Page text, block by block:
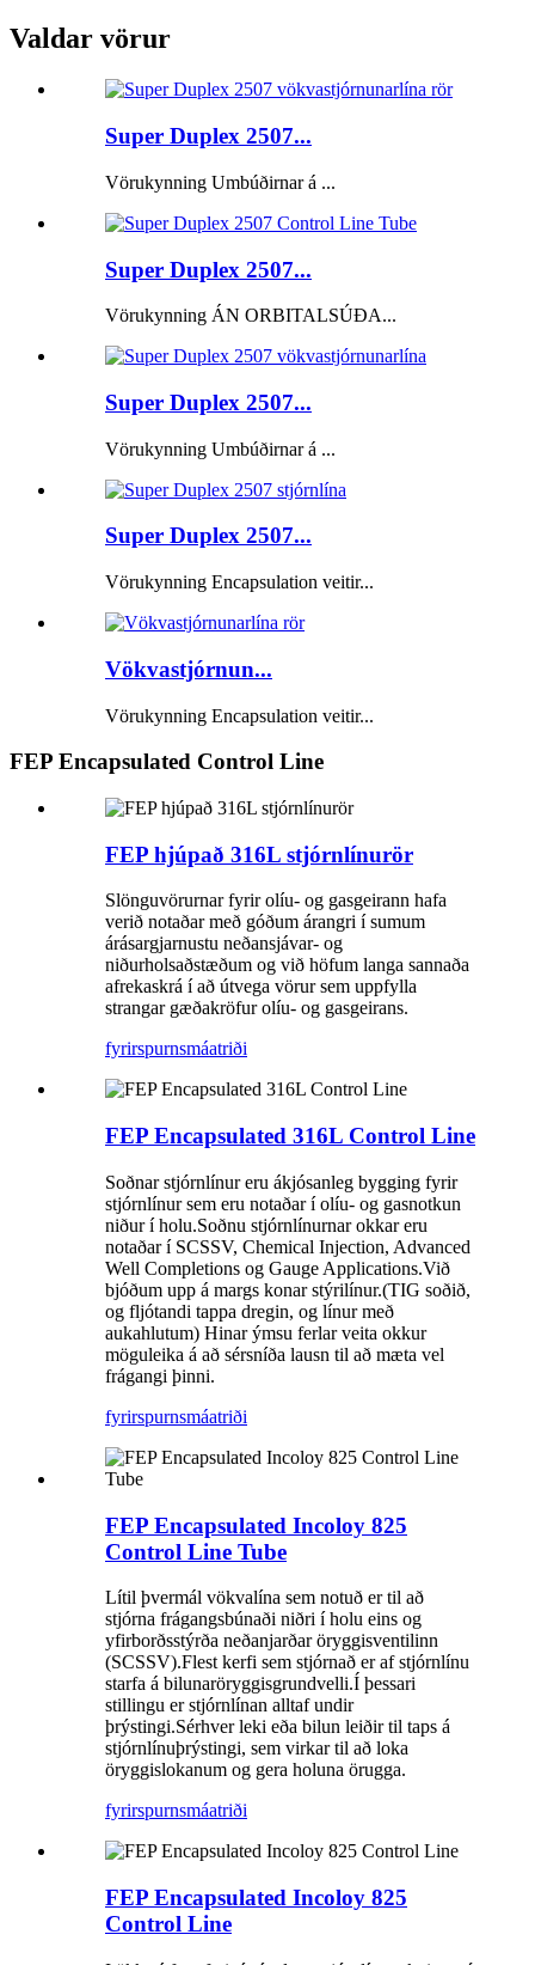
Valdar vörur
Super Duplex 2507...
Vörukynning Umbúðirnar á ...
Super Duplex 2507...
Vörukynning ÁN ORBITALSÚÐA...
Super Duplex 2507...
Vörukynning Umbúðirnar á ...
Super Duplex 2507...
Vörukynning Encapsulation veitir...
Vökvastjórnun...
Vörukynning Encapsulation veitir...
FEP Encapsulated Control Line
FEP hjúpað 316L stjórnlínurör
Slönguvörurnar fyrir olíu- og gasgeirann hafa
verið notaðar með góðum árangri í sumum
árásargjarnustu neðansjávar- og
niðurholsaðstæðum og við höfum langa sannaða
afrekaskrá í að útvega vörur sem uppfylla
strangar gæðakröfur olíu- og gasgeirans.
fyrirspurnsmáatriði
FEP Encapsulated 316L Control Line
Soðnar stjórnlínur eru ákjósanleg bygging fyrir
stjórnlínur sem eru notaðar í olíu- og gasnotkun
niður í holu.Soðnu stjórnlínurnar okkar eru
notaðar í SCSSV, Chemical Injection, Advanced
Well Completions og Gauge Applications.Við
bjóðum upp á margs konar stýrilínur.(TIG soðið,
og fljótandi tappa dregin, og línur með
aukahlutum) Hinar ýmsu ferlar veita okkur
möguleika á að sérsníða lausn til að mæta vel
frágangi þinni.
fyrirspurnsmáatriði
FEP Encapsulated Incoloy 825
Control Line Tube
Lítil þvermál vökvalína sem notuð er til að
stjórna frágangsbúnaði niðri í holu eins og
yfirborðsstýrða neðanjarðar öryggisventilinn
(SCSSV).Flest kerfi sem stjórnað er af stjórnlínu
starfa á bilunaröryggisgrundvelli.Í þessari
stillingu er stjórnlínan alltaf undir
þrýstingi.Sérhver leki eða bilun leiðir til taps á
stjórnlínuþrýstingi, sem virkar til að loka
öryggislokanum og gera holuna örugga.
fyrirspurnsmáatriði
FEP Encapsulated Incoloy 825
Control Line